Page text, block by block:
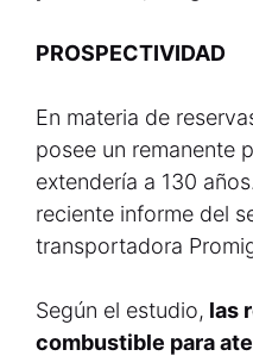
PROSPECTIVIDAD
En materia de
posee un remanente
extendería a 130
reciente informe del
transportadora
Según el estudio, las
combustible para